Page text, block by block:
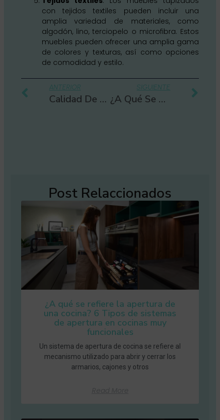
con tejidos textiles pueden incluir una
amplia variedad de materiales, como
algodón, lino, terciopelo o microfibra. Estos
muebles pueden ofrecer una amplia gama
de colores y texturas, así como opciones
de comodidad y estilo.
AntANTERIOR
Calidad De Los Muebles De Lujo Y 6 Características Para Diferenciarlos
SIGUIENTE
¿A Qué Se Refiere La Apertura De Una Cocina? 6 Tipos De Sistemas De Apertura En Cocinas Muy Funcionales
Post Relaccionados
¿A qué se refiere la apertura de
una cocina? 6 Tipos de sistemas
de apertura en cocinas muy
funcionales
Un sistema de apertura de cocina se refiere al
mecanismo utilizado para abrir y cerrar los
armarios, cajones y otros